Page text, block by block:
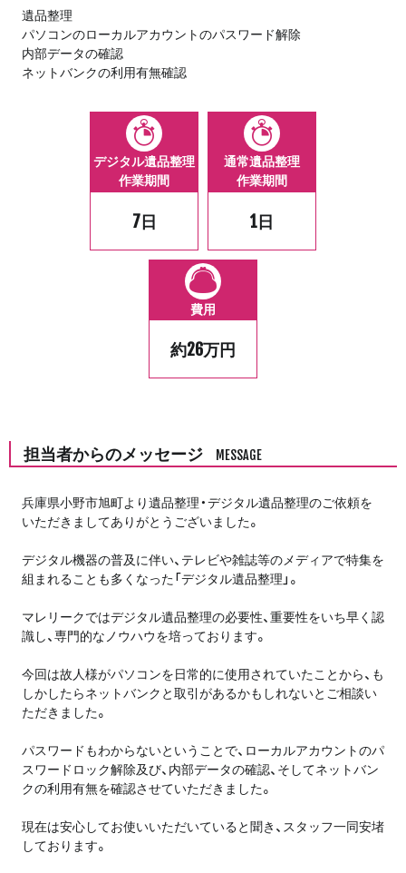
遺品整理
パソコンのローカルアカウントのパスワード解除
内部データの確認
ネットバンクの利用有無確認
デジタル遺品整理
作業期間
7日
通常遺品整理
作業期間
1日
費用
約26万円
担当者からのメッセージ MESSAGE
兵庫県小野市旭町より遺品整理・デジタル遺品整理のご依頼を
いただきましてありがとうございました。
デジタル機器の普及に伴い、テレビや雑誌等のメディアで特集を
組まれることも多くなった「デジタル遺品整理」。
マレリークではデジタル遺品整理の必要性、重要性をいち早く認
識し、専門的なノウハウを培っております。
今回は故人様がパソコンを日常的に使用されていたことから、も
しかしたらネットバンクと取引があるかもしれないとご相談い
ただきました。
パスワードもわからないということで、ローカルアカウントのパ
スワードロック解除及び、内部データの確認、そしてネットバン
クの利用有無を確認させていただきました。
現在は安心してお使いいただいていると聞き、スタッフ一同安堵
しております。